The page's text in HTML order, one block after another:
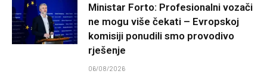
Ministar Forto: Profesionalni vozači
ne mogu više čekati – Evropskoj
komisiji ponudili smo provodivo
rješenje
06/08/2026